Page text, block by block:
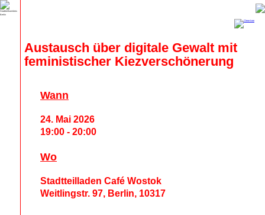
Austausch über digitale Gewalt mit
feministischer Kiezverschönerung
Wann
24. Mai 2026
19:00 - 20:00
Wo
Stadtteilladen Café Wostok
Weitlingstr. 97, Berlin, 10317